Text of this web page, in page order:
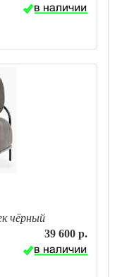
чёрный
39 600 р.